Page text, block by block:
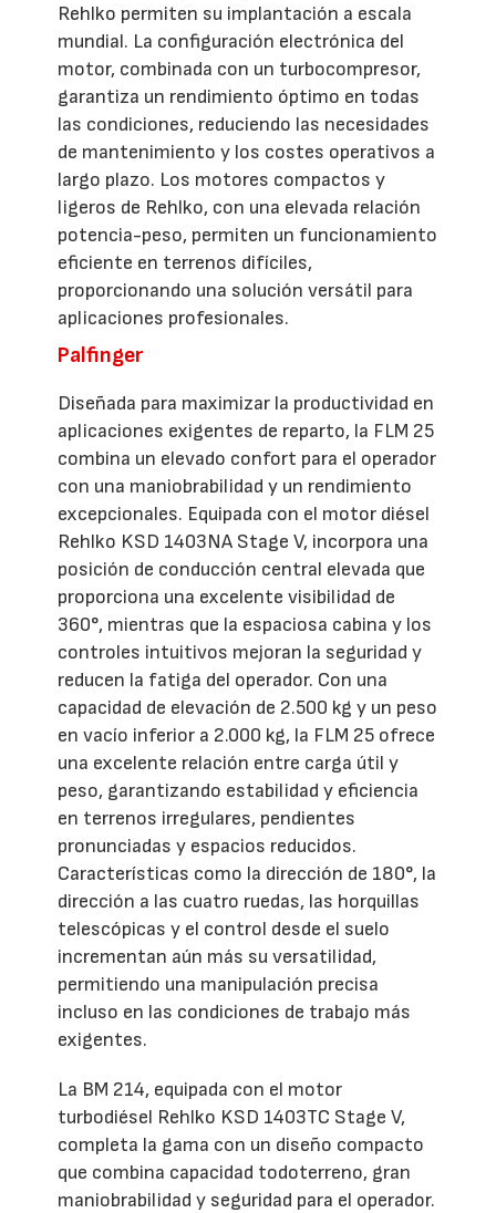
Rehlko permiten su implantación a escala
mundial. La configuración electrónica del
motor, combinada con un turbocompresor,
garantiza un rendimiento óptimo en todas
las condiciones, reduciendo las necesidades
de mantenimiento y los costes operativos a
largo plazo. Los motores compactos y
ligeros de Rehlko, con una elevada relación
potencia-peso, permiten un funcionamiento
eficiente en terrenos difíciles,
proporcionando una solución versátil para
aplicaciones profesionales.
Palfinger
Diseñada para maximizar la productividad en
aplicaciones exigentes de reparto, la FLM 25
combina un elevado confort para el operador
con una maniobrabilidad y un rendimiento
excepcionales. Equipada con el motor diésel
Rehlko KSD 1403NA Stage V, incorpora una
posición de conducción central elevada que
proporciona una excelente visibilidad de
360°, mientras que la espaciosa cabina y los
controles intuitivos mejoran la seguridad y
reducen la fatiga del operador. Con una
capacidad de elevación de 2.500 kg y un peso
en vacío inferior a 2.000 kg, la FLM 25 ofrece
una excelente relación entre carga útil y
peso, garantizando estabilidad y eficiencia
en terrenos irregulares, pendientes
pronunciadas y espacios reducidos.
Características como la dirección de 180°, la
dirección a las cuatro ruedas, las horquillas
telescópicas y el control desde el suelo
incrementan aún más su versatilidad,
permitiendo una manipulación precisa
incluso en las condiciones de trabajo más
exigentes.
La BM 214, equipada con el motor
turbodiésel Rehlko KSD 1403TC Stage V,
completa la gama con un diseño compacto
que combina capacidad todoterreno, gran
maniobrabilidad y seguridad para el operador.